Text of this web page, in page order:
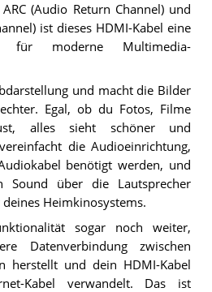
(Audio Return Channel) und
ist dieses HDMI-Kabel eine
für moderne Multimedia-
und macht die Bilder
Egal, ob du Fotos, Filme
alles sieht schöner und
die Audioeinrichtung,
benötigt werden, und
Sound über die Lautsprecher
Heimkinosystems.
sogar noch weiter,
Datenverbindung zwischen
herstellt und dein HDMI-Kabel
Kabel verwandelt. Das ist